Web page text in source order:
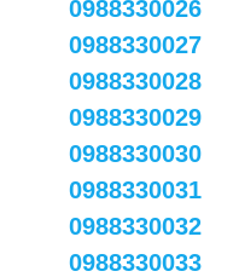
0988330026
0988330027
0988330028
0988330029
0988330030
0988330031
0988330032
0988330033